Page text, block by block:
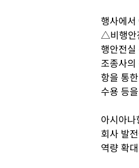
행사에
△비행안
행안전
조종사
항을 통
수용 등
아시아
회사 발
역량 확